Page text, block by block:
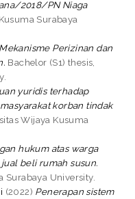
2018/PN Niaga
Surabaya
Mekanisme Perizinan dan
Bachelor (S1) thesis,
yuridis terhadap
korban tindak
Wijaya Kusuma
hukum atas warga
beli rumah susun.
Surabaya University.
(2022) Penerapan sistem